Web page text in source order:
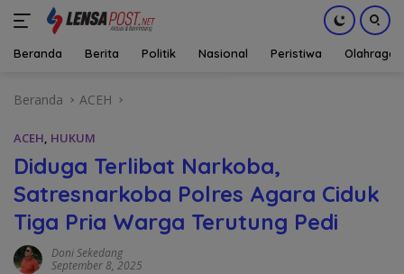
Beranda Berita Politik Nasional Peristiwa Olahraga
Beranda ACEH
ACEH, HUKUM
Diduga Terlibat Narkoba,
Satresnarkoba Polres Agara Ciduk
Tiga Pria Warga Terutung Pedi
Doni Sekedang
September 8, 2025